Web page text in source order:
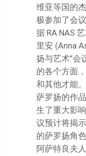
维亚等国的
极参加了会议
据 RA NAS
里安 (Anna
扬与艺术”会
的各个方面
和其他才能
萨罗扬的作
生了重大影
议预计将揭
的萨罗扬角
阿萨特良夫